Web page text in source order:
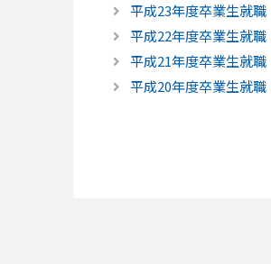
平成23年度卒業生就職
平成22年度卒業生就職
平成21年度卒業生就職
平成20年度卒業生就職